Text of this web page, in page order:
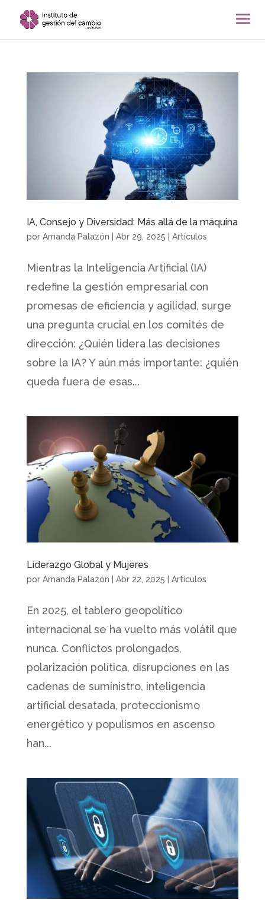
IA, Consejo y Diversidad: Más allá de la máquina
por Amanda Palazón Abr 29, 2025 Artículos
Mientras la Inteligencia Artificial (IA)
redefine la gestión empresarial con
promesas de eficiencia y agilidad, surge
una pregunta crucial en los comités de
dirección: ¿Quién lidera las decisiones
sobre la IA? Y aún más importante: ¿quién
queda fuera de esas...
Liderazgo Global y Mujeres
por Amanda Palazón Abr 22, 2025 Artículos
En 2025, el tablero geopolítico
internacional se ha vuelto más volátil que
nunca. Conflictos prolongados,
polarización política, disrupciones en las
cadenas de suministro, inteligencia
artificial desatada, proteccionismo
energético y populismos en ascenso
han...